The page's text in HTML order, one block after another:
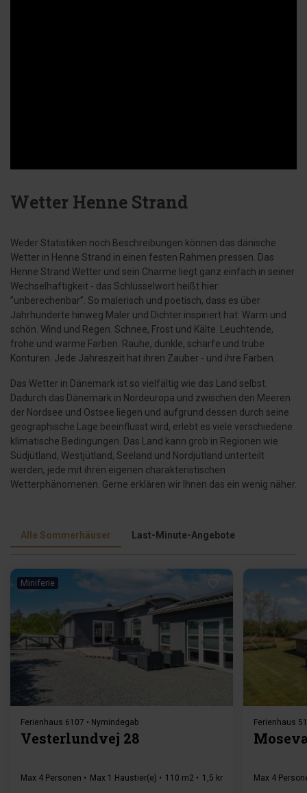
Wetter Henne Strand
Weder Statistiken noch Beschreibungen können das dänische
Wetter in Henne Strand in einen festen Rahmen pressen. Das
Henne Strand Wetter und sein Charme liegt ganz einfach in seiner
Wechselhaftigkeit - das Schlüsselwort heißt hier:
”unberechenbar”. So malerisch und poetisch, dass es über
Jahrhunderte hinweg Maler und Dichter inspiriert hat: Warm und
schön. Wind und Regen. Schnee, Frost und Kälte. Leuchtende,
frohe und warme Farben. Rauhe, dunkle, scharfe und trübe
Konturen. Jede Jahreszeit hat ihren Zauber - und ihre Farben.
Das Wetter in Dänemark ist so vielfältig wie das Land selbst.
Dadurch das Dänemark in Nordeuropa und zwischen den Meeren
der Nordsee und Ostsee liegen und aufgrund dessen durch seine
geographische Lage beeinflusst wird, erlebt es viele verschiedene
klimatische Bedingungen. Das Land kann grob in Regionen wie
Südjütland, Westjütland, Seeland und Nordjütland unterteilt
werden, jede mit ihren eigenen charakteristischen
Wetterphänomenen. Gerne erklären wir Ihnen das ein wenig näher.
Alle Sommerhäuser Last-Minute-Angebote
Miniferie
Lädt ...
Ferienhaus 6107 • Nymindegab
Vesterlundvej 28
Max 4 Personen Max 1 Haustier(e) 110 m2 1,5 km zur Küste 2
Ferienhaus
Max 4